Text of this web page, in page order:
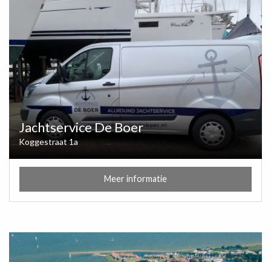
Jachtservice De Boer
Koggestraat 1a
Meer informatie